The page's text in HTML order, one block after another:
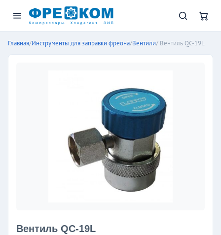
Главная/Инструменты для заправки фреона/Вентили/ Вентиль QC-19L
Вентиль QC-19L